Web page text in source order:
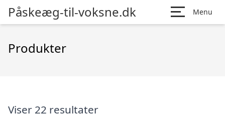
Påskeæg-til-voksne.dk Menu
Produkter
Viser 22 resultater